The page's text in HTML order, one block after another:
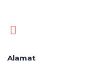
Alamat